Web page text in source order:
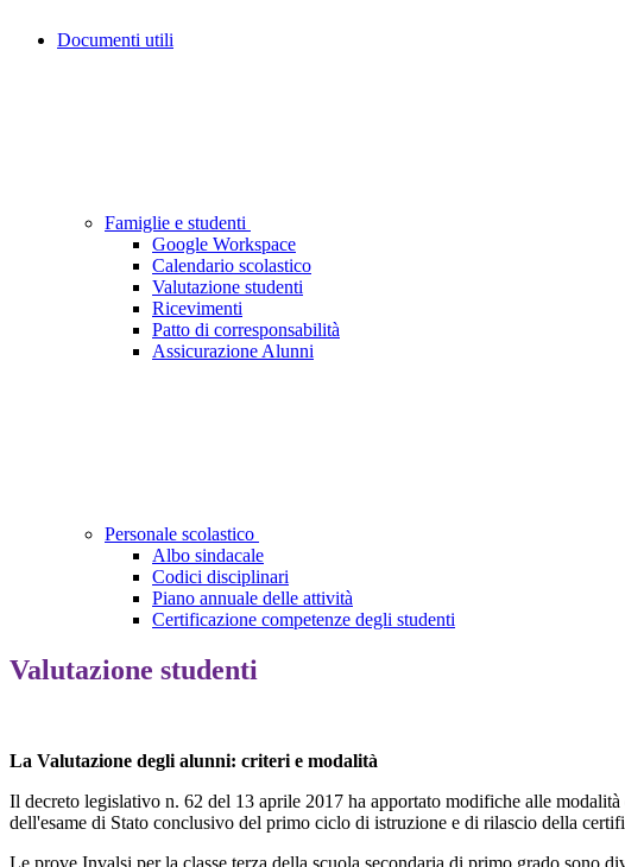
Documenti utili
Famiglie e studenti
Google Workspace
Calendario scolastico
Valutazione studenti
Ricevimenti
Patto di corresponsabilità
Assicurazione Alunni
Personale scolastico
Albo sindacale
Codici disciplinari
Piano annuale delle attività
Certificazione competenze degli studenti
Valutazione studenti
La Valutazione degli alunni: criteri e modalità
Il decreto legislativo n. 62 del 13 aprile 2017 ha apportato modifiche alle
dell'esame di Stato conclusivo del primo ciclo di istruzione e di rilascio della